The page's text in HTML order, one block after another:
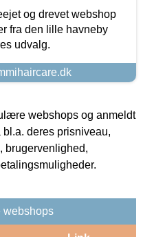
og drevet webshop
fra den lille havneby
udvalg.
webshops og anmeldt
deres prisniveau,
brugervenlighed,
webshops